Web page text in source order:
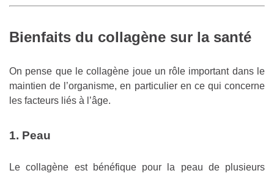
Bienfaits du collagène sur la santé
On pense que le collagène joue un rôle important dans le
maintien de l’organisme, en particulier en ce qui concerne
les facteurs liés à l’âge.
1. Peau
Le collagène est bénéfique pour la peau de plusieurs